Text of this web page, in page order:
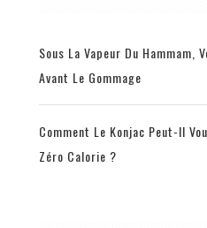
Sous La Vapeur Du Hammam,
Avant Le Gommage
Comment Le Konjac Peut-Il
Zéro Calorie ?